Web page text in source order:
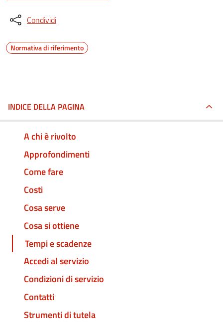
Condividi
Normativa di riferimento
INDICE DELLA PAGINA
A chi è rivolto
Approfondimenti
Come fare
Costi
Cosa serve
Cosa si ottiene
Tempi e scadenze
Accedi al servizio
Condizioni di servizio
Contatti
Strumenti di tutela